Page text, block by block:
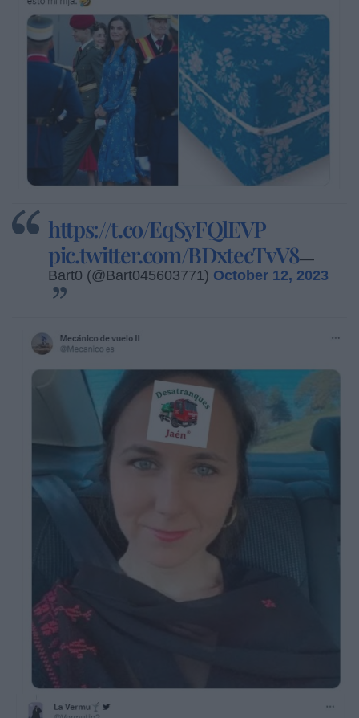
https://t.co/EqSyFQlEVP
pic.twitter.com/BDxtecTvV8—
Bart0 (@Bart045603771) October 12, 2023